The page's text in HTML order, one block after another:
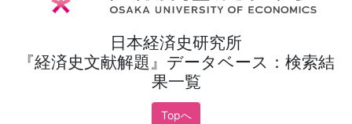
日本経済史研究所
『経済史文献解題』データベース：検索結
果一覧
Topへ